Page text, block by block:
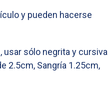
y pueden hacerse
usar sólo negrita y cursiva
2.5cm, Sangría 1.25cm,